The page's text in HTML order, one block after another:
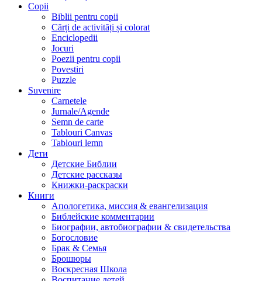
Copii
Biblii pentru copii
Cărți de activități și colorat
Enciclopedii
Jocuri
Poezii pentru copii
Povestiri
Puzzle
Suvenire
Carnetele
Jurnale/Agende
Semn de carte
Tablouri Canvas
Tablouri lemn
Дети
Детские Библии
Детские рассказы
Книжки-раскраски
Книги
Апологетика, миссия & евангелизация
Библейские комментарии
Биографии, автобиографии & свидетельства
Богословие
Брак & Семья
Брошюры
Воскресная Школа